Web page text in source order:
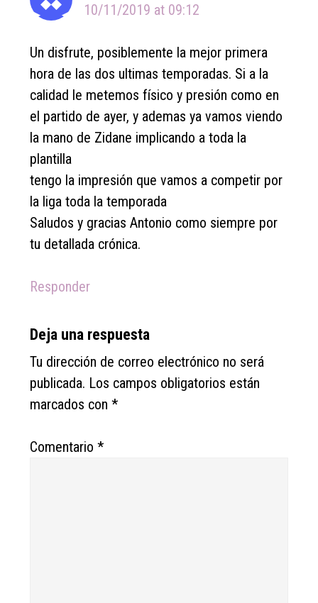
10/11/2019 at 09:12
Un disfrute, posiblemente la mejor primera
hora de las dos ultimas temporadas. Si a la
calidad le metemos físico y presión como en
el partido de ayer, y ademas ya vamos viendo
la mano de Zidane implicando a toda la
plantilla
tengo la impresión que vamos a competir por
la liga toda la temporada
Saludos y gracias Antonio como siempre por
tu detallada crónica.
Responder
Deja una respuesta
Tu dirección de correo electrónico no será
publicada. Los campos obligatorios están
marcados con*
Comentario*